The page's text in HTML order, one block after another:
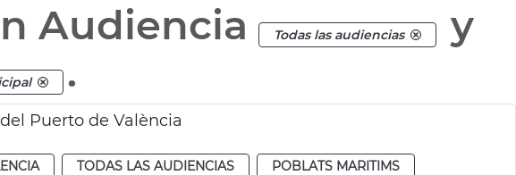
Audiencia Todas las audiencias
y
.
Puerto de València
TODAS LAS AUDIENCIAS
POBLATS MARITIMS